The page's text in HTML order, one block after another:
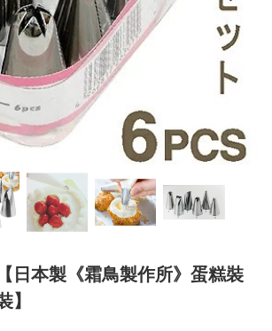
日本製《霜鳥製作所》蛋糕裝
】